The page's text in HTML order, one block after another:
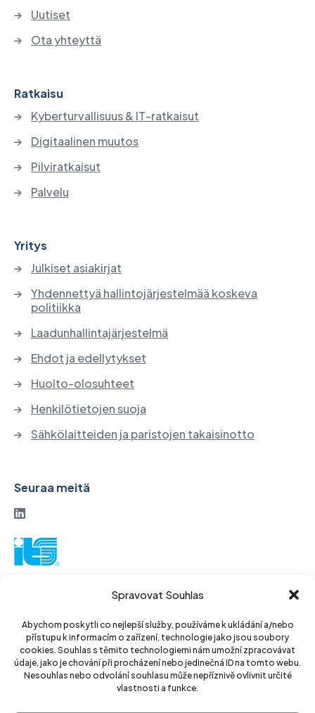
Spravovat Souhlas
Abychom poskytli co nejlepší služby, používáme k ukládání a/nebo
přístupu k informacím o zařízení, technologie jako jsou soubory
cookies. Souhlas s těmito technologiemi nám umožní zpracovávat
údaje, jako je chování při procházení nebo jedinečná ID na tomto webu.
Nesouhlas nebo odvolání souhlasu může nepříznivě ovlivnit určité
vlastnosti a funkce.
Uutiset
Ota yhteyttä
Ratkaisu
Kyberturvallisuus & IT-ratkaisut
Digitaalinen muutos
Pilviratkaisut
Palvelu
Yritys
Julkiset asiakirjat
Yhdennettyä hallintojärjestelmää koskeva
politiikka
Laadunhallintajärjestelmä
Ehdot ja edellytykset
Huolto-olosuhteet
Henkilötietojen suoja
Sähkölaitteiden ja paristojen takaisinotto
Seuraa meitä
130 52 Praha 3
Tšekin tasavalta
ID: 14889811